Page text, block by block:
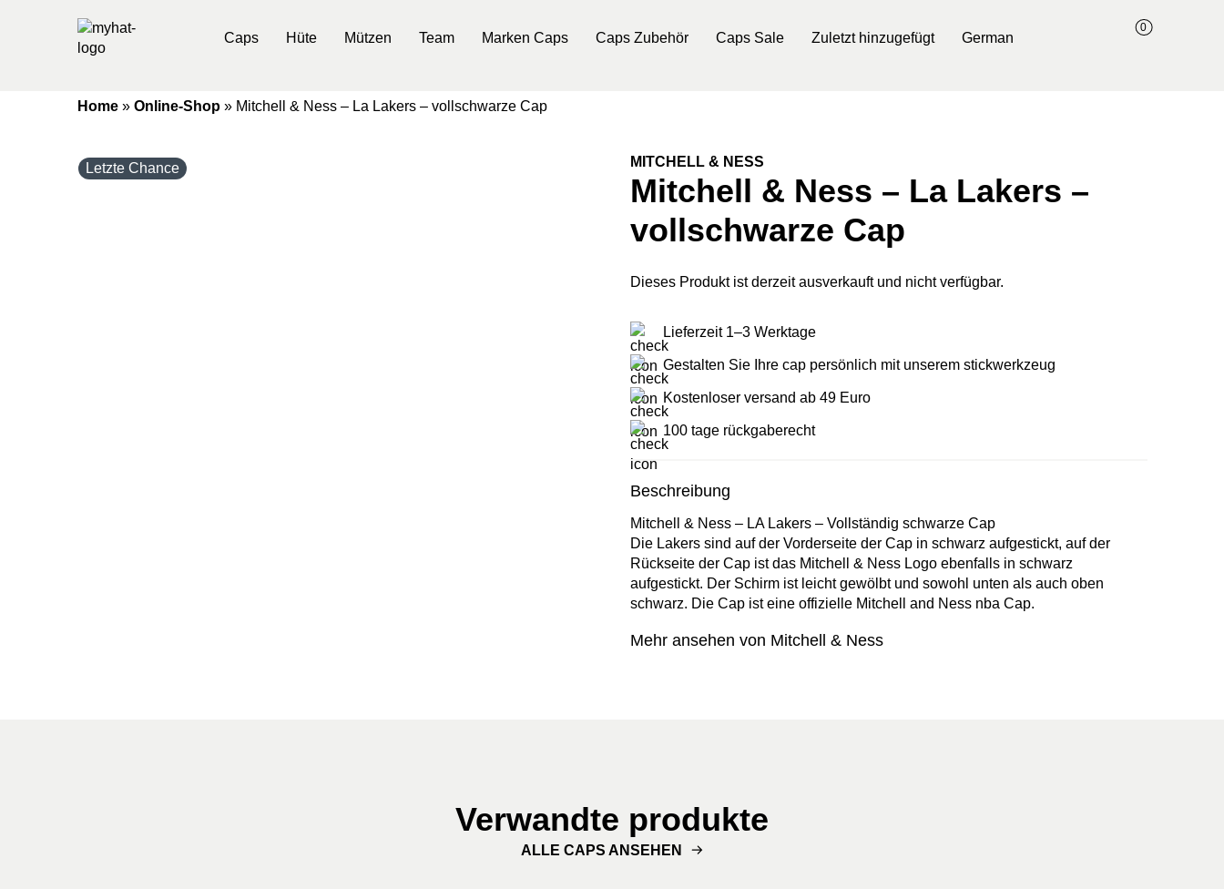
Caps Hüte Mützen Team Marken Caps Caps Zubehör Caps Sale Zuletzt hinzugefügt German
0
Home» Online-Shop» Mitchell & Ness – La Lakers – vollschwarze Cap
Letzte Chance MITCHELL & NESS
Mitchell & Ness – La Lakers –
vollschwarze Cap
Dieses Produkt ist derzeit ausverkauft und nicht verfügbar.
Lieferzeit 1–3 Werktage
Gestalten Sie Ihre cap persönlich mit unserem stickwerkzeug
Kostenloser versand ab 49 Euro
100 tage rückgaberecht
Beschreibung
Mitchell & Ness – LA Lakers – Vollständig schwarze Cap
Die Lakers sind auf der Vorderseite der Cap in schwarz aufgestickt, auf der
Rückseite der Cap ist das Mitchell & Ness Logo ebenfalls in schwarz
aufgestickt. Der Schirm ist leicht gewölbt und sowohl unten als auch oben
schwarz. Die Cap ist eine offizielle Mitchell and Ness nba Cap.
Mehr ansehen von Mitchell & Ness
Verwandte produkte
ALLE CAPS ANSEHEN